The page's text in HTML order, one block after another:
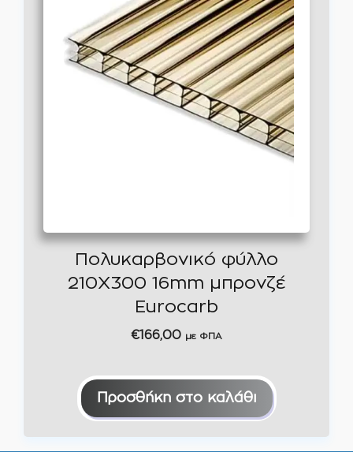
Πολυκαρβονικό φύλλο
210Χ300 16mm μπρονζέ
Eurocarb
€166,00 με ΦΠΑ
Προσθήκη στο καλάθι